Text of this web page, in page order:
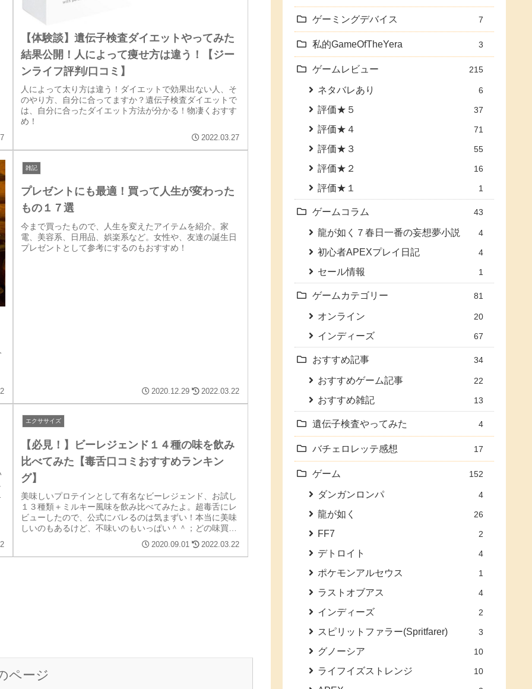
【体験談】遺伝子検査ダイエットやってみた
結果公開！人によって痩せ方は違う！【ジー
ンライフ評判/口コミ】
人によって太り方は違う！ダイエットで効果出ない人、そ
のやり方、自分に合ってますか？遺伝子検査ダイエットで
は、自分に合ったダイエット方法が分かる！物凄くおすす
め！
2022.03.27
雑記
プレゼントにも最適！買って人生が変わった
もの１７選
今まで買ったもので、人生を変えたアイテムを紹介。家
電、美容系、日用品、娯楽系など。女性や、友達の誕生日
プレゼントとして参考にするのもおすすめ！
2020.12.29 2022.03.22
エクササイズ
【必見！】ビーレジェンド１４種の味を飲み
比べてみた【毒舌口コミおすすめランキン
グ】
美味しいプロテインとして有名なビーレジェンド、お試し
１３種類＋ミルキー風味を飲み比べてみたよ。超毒舌にレ
ビューしたので、公式にバレるのは気まずい！本当に美味
しいのもあるけど、不味いのもいっぱい＾＾；どの味買う
か迷ってる人は、どこよりも参考になる本音記事だよ。
2020.09.01 2022.03.22
ページ
ゲーミングデバイス 7
私的GameOfTheYera 3
ゲームレビュー 215
ネタバレあり 6
評価★５ 37
評価★４ 71
評価★３ 55
評価★２ 16
評価★１ 1
ゲームコラム 43
龍が如く７春日一番の妄想夢小説 4
初心者APEXプレイ日記 4
セール情報 1
ゲームカテゴリー 81
オンライン 20
インディーズ 67
おすすめ記事 34
おすすめゲーム記事 22
おすすめ雑記 13
遺伝子検査やってみた 4
バチェロレッテ感想 17
ゲーム 152
ダンガンロンパ 4
龍が如く 26
FF7 2
デトロイト 4
ポケモンアルセウス 1
ラストオブアス 4
インディーズ 2
スピリットファラー(Spritfarer) 3
グノーシア 10
ライフイズストレンジ 10